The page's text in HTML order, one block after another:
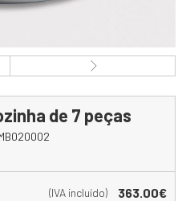
de 7 peças
(IVA incluído) 363.00€